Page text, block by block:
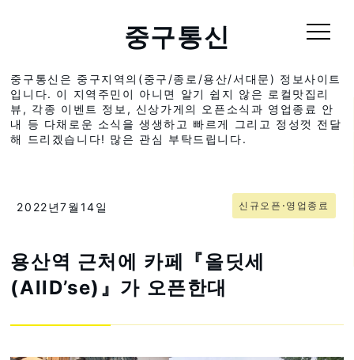
중구통신
중구통신은 중구지역의(중구/종로/용산/서대문) 정보사이트
입니다. 이 지역주민이 아니면 알기 쉽지 않은 로컬맛집리
뷰, 각종 이벤트 정보, 신상가게의 오픈소식과 영업종료 안
내 등 다채로운 소식을 생생하고 빠르게 그리고 정성껏 전달
해 드리겠습니다! 많은 관심 부탁드립니다.
2022년7월14일 신규오픈⋅영업종료
용산역 근처에 카페『올딧세
(AllD’se)』가 오픈한대